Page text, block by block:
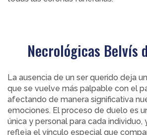
Necrológicas Belvís
La ausencia de un ser querido deja
que se vuelve más palpable con el
afectando de manera significativa
emociones. El proceso de duelo es
única y personal para cada individuo,
refleja el vínculo especial que